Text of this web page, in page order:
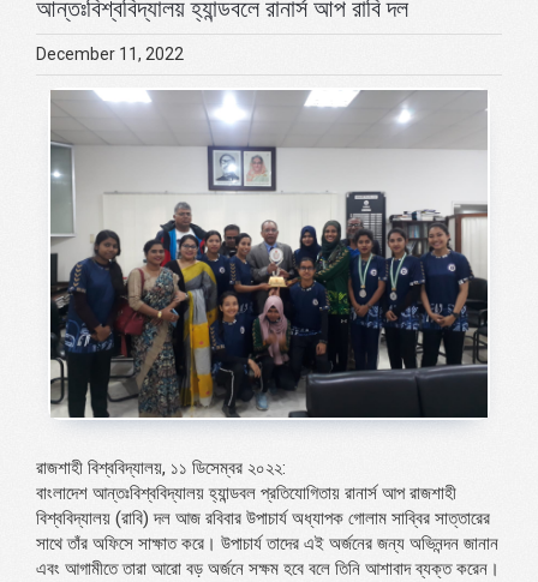
আন্তঃবিশ্ববিদ্যালয় হ্যান্ডবলে রানার্স আপ রাবি দল
December 11, 2022
রাজশাহী বিশ্ববিদ্যালয়, ১১ ডিসেম্বর ২০২২:
বাংলাদেশ আন্তঃবিশ্ববিদ্যালয় হ্যান্ডবল প্রতিযোগিতায় রানার্স আপ রাজশাহী
বিশ্ববিদ্যালয় (রাবি) দল আজ রবিবার উপাচার্য অধ্যাপক গোলাম সাব্বির সাত্তারের
সাথে তাঁর অফিসে সাক্ষাত করে। উপাচার্য তাদের এই অর্জনের জন্য অভিনন্দন জানান
এবং আগামীতে তারা আরো বড় অর্জনে সক্ষম হবে বলে তিনি আশাবাদ ব্যক্ত করেন।